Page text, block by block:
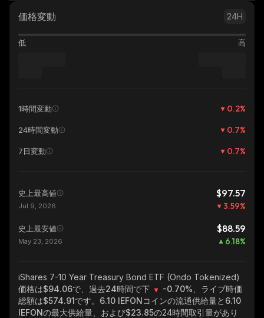
価格変動 24H
低 高
1時間変動 0.2%
24時間変動 0.7%
7日変動 0.7%
史上最高値 $97.57
Jul 9, 2026 3.59%
史上最安値 $88.59
May 23, 2026 6.18%
iShares 7-10 Year Treasury Bond ETF (Ondo Tokenized)
価格は$94.06で、過去24時間で下
-0.70% 、ライブ時価
総額は$574.91です。 6.10 IEFONコインの流通供給量と 6.10
IEFONの最大供給量、および$23.85の24時間取引量があり